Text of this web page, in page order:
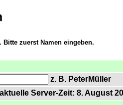
zuerst Namen eingeben.
z. B. PeterMüller
Server-Zeit: 8. August